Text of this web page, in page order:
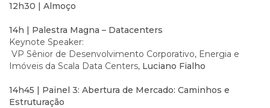
12h30 | Almoço
14h | Palestra Magna – Datacenters
Keynote Speaker:
VP Sênior de Desenvolvimento Corporativo, Energia e
Imóveis da Scala Data Centers, Luciano Fialho
14h45 | Painel 3: Abertura de Mercado: Caminhos e
Estruturação